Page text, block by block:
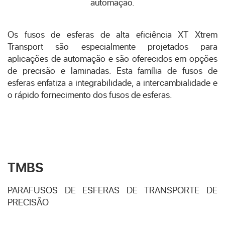
Os fusos de esferas de alta eficiência XT Xtrem
Transport são especialmente projetados para
aplicações de automação e são oferecidos em opções
de precisão e laminadas. Esta família de fusos de
esferas enfatiza a integrabilidade, a intercambialidade e
o rápido fornecimento dos fusos de esferas.
TMBS
PARAFUSOS DE ESFERAS DE TRANSPORTE DE
PRECISÃO